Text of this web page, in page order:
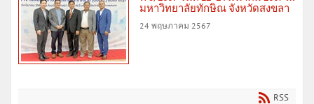
มหาวิทยาลัยทักษิณ จังหวัดสงขลา
24 พฤษภาคม 2567
RSS